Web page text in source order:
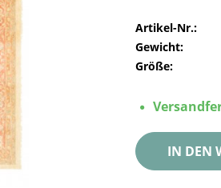
Artikel-Nr.:
Gewicht:
Größe:
IN DEN